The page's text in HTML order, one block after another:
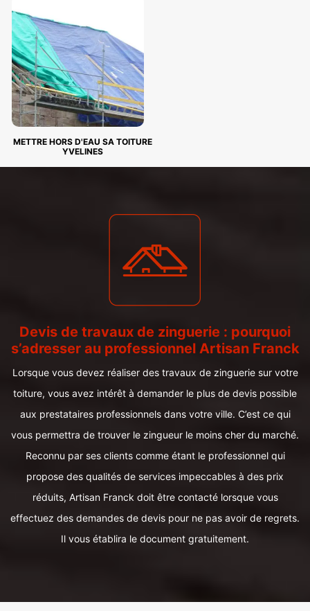
METTRE HORS D'EAU SA TOITURE
YVELINES
Devis de travaux de zinguerie : pourquoi
s’adresser au professionnel Artisan Franck
Lorsque vous devez réaliser des travaux de zinguerie sur votre
toiture, vous avez intérêt à demander le plus de devis possible
aux prestataires professionnels dans votre ville. C’est ce qui
vous permettra de trouver le zingueur le moins cher du marché.
Reconnu par ses clients comme étant le professionnel qui
propose des qualités de services impeccables à des prix
réduits, Artisan Franck doit être contacté lorsque vous
effectuez des demandes de devis pour ne pas avoir de regrets.
Il vous établira le document gratuitement.